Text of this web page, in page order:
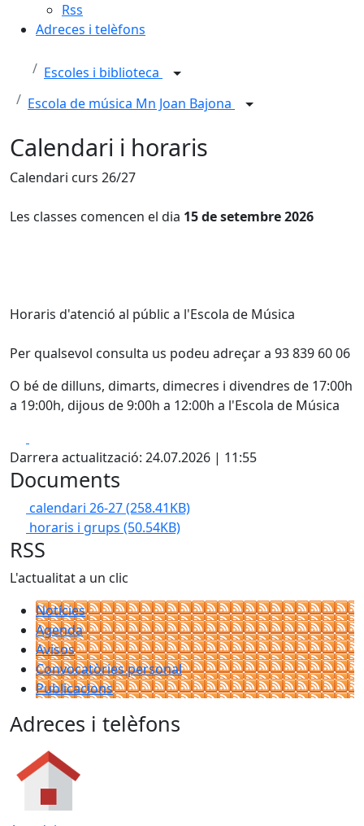
Rss
Adreces i telèfons
Escoles i biblioteca
Escola de música Mn Joan Bajona
Calendari i horaris
Calendari curs 26/27
Les classes comencen el dia 15 de setembre 2026
Horaris d'atenció al públic a l'Escola de Música
Per qualsevol consulta us podeu adreçar a 93 839 60 06
O bé de dilluns, dimarts, dimecres i divendres de 17:00h
a 19:00h, dijous de 9:00h a 12:00h a l'Escola de Música
Darrera actualització: 24.07.2026 | 11:55
Documents
calendari 26-27(258.41KB)
horaris i grups (50.54KB)
RSS
L'actualitat a un clic
Notícies
Agenda
Avisos
Convocatòries personal
Publicacions
Adreces i telèfons